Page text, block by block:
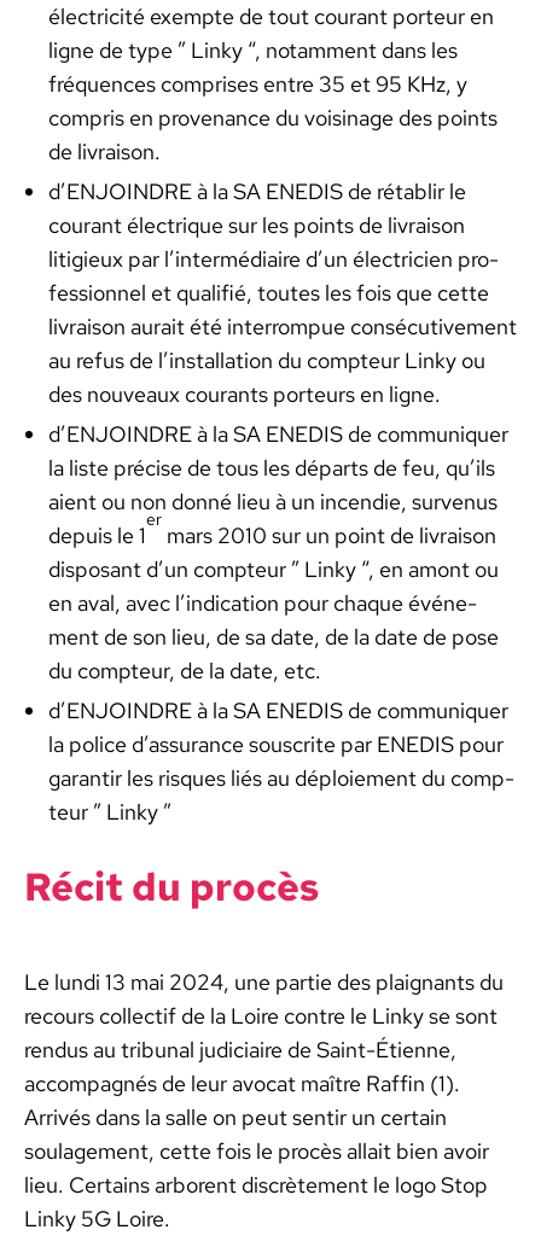
élec­tric­ité exempte de tout courant por­teur en
ligne de type ” Linky “, notam­ment dans les
fréquences com­pris­es entre 35 et 95 KHz, y
com­pris en prove­nance du voisi­nage des points
de livrai­son.
d’ENJOINDRE à la SA ENEDIS de rétablir le
courant élec­trique sur les points de livrai­son
litigieux par l’in­ter­mé­di­aire d’un élec­tricien pro­
fes­sion­nel et qual­i­fié, toutes les fois que cette
livrai­son aurait été inter­rompue con­séc­u­tive­ment
au refus de l’in­stal­la­tion du comp­teur Linky ou
des nou­veaux courants por­teurs en ligne.
d’ENJOINDRE à la SA ENEDIS de com­mu­ni­quer
la liste pré­cise de tous les départs de feu, qu’ils
aient ou non don­né lieu à un incendie, sur­venus
depuis le 1
er
mars 2010 sur un point de livrai­son
dis­posant d’un comp­teur ” Linky “, en amont ou
en aval, avec l’indi­ca­tion pour chaque événe­
ment de son lieu, de sa date, de la date de pose
du comp­teur, de la date, etc.
d’ENJOINDRE à la SA ENEDIS de com­mu­ni­quer
la police d’as­sur­ance souscrite par ENEDIS pour
garan­tir les risques liés au déploiement du comp­
teur ” Linky ”
Réc­it du procès
Le lun­di 13 mai 2024, une par­tie des plaig­nants du
recours col­lec­tif de la Loire con­tre le Linky se sont
ren­dus au tri­bunal judi­ci­aire de Saint-Éti­enne,
accom­pa­g­nés de leur avo­cat maître Raf­fin (1).
Arrivés dans la salle on peut sen­tir un cer­tain
soulage­ment, cette fois le procès allait bien avoir
lieu. Cer­tains arborent dis­crète­ment le logo Stop
Linky 5G Loire.